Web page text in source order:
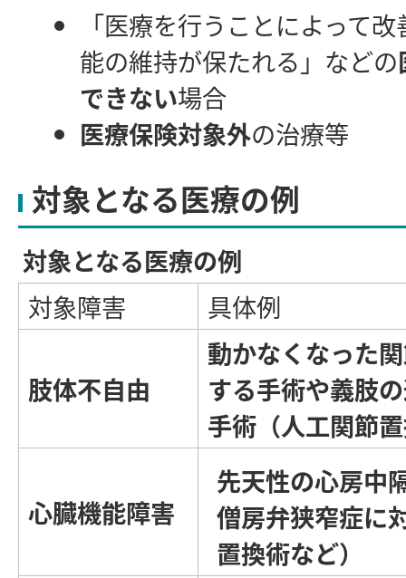
「医療を行うことによって
能の維持が保たれる」などの
できない場合
医療保険対象外の治療等
対象となる医療の例
対象となる医療の例
対象障害
具体例
肢体不自由
動かなくなった
する手術や義肢
手術（人工関節
心臓機能障害
先天性の心房中
僧房弁狭窄症に
置換術など）